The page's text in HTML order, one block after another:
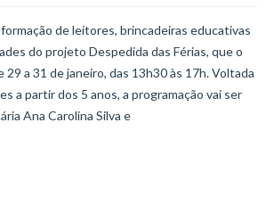
de leitores, brincadeiras educativas
do projeto Despedida das Férias, que o
29 a 31 de janeiro, das 13h30 às 17h. Voltada
a partir dos 5 anos, a programação vai ser
Ana Carolina Silva e